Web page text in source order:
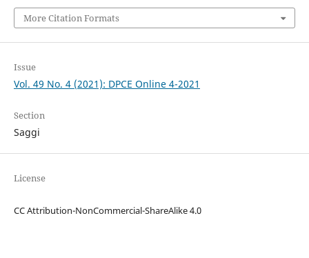
More Citation Formats
Issue
Vol. 49 No. 4 (2021): DPCE Online 4-2021
Section
Saggi
License
CC Attribution-NonCommercial-ShareAlike 4.0